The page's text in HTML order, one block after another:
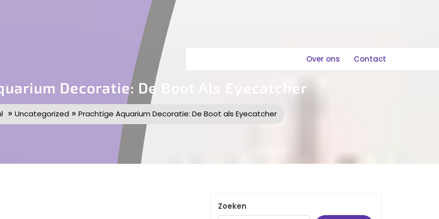
Over ons Contact
Decoratie: De Boot Als Eyecatcher
» Uncategorized » Prachtige Aquarium Decoratie: De Boot als Eyecatcher
Zoeken